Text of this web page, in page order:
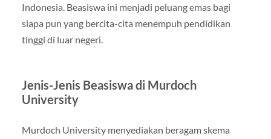
Indonesia. Beasiswa ini menjadi peluang emas bagi
siapa pun yang bercita-cita menempuh pendidikan
tinggi di luar negeri.
Jenis-Jenis Beasiswa di Murdoch
University
Murdoch University menyediakan beragam skema